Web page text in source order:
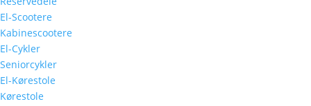
El-Scootere
Kabinescootere
El-Cykler
Seniorcykler
El-Kørestole
Kørestole